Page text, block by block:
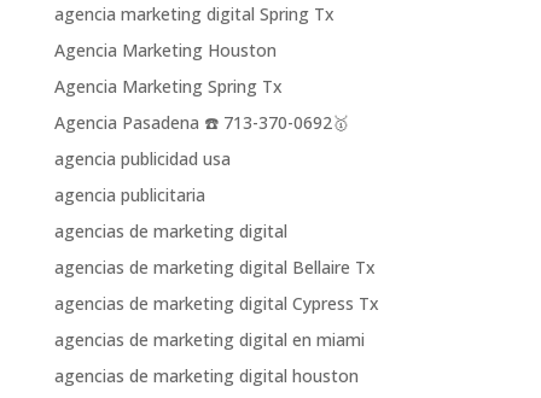
agencia marketing digital Spring Tx
Agencia Marketing Houston
Agencia Marketing Spring Tx
Agencia Pasadena ☎️ 713-370-0692🥇
agencia publicidad usa
agencia publicitaria
agencias de marketing digital
agencias de marketing digital Bellaire Tx
agencias de marketing digital Cypress Tx
agencias de marketing digital en miami
agencias de marketing digital houston